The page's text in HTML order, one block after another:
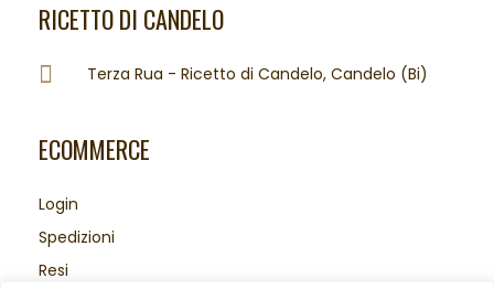
RICETTO DI CANDELO
Terza Rua - Ricetto di Candelo, Candelo (Bi)
ECOMMERCE
Login
Spedizioni
Resi